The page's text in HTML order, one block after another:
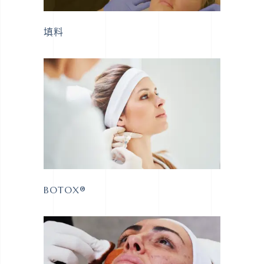
填料
BOTOX®